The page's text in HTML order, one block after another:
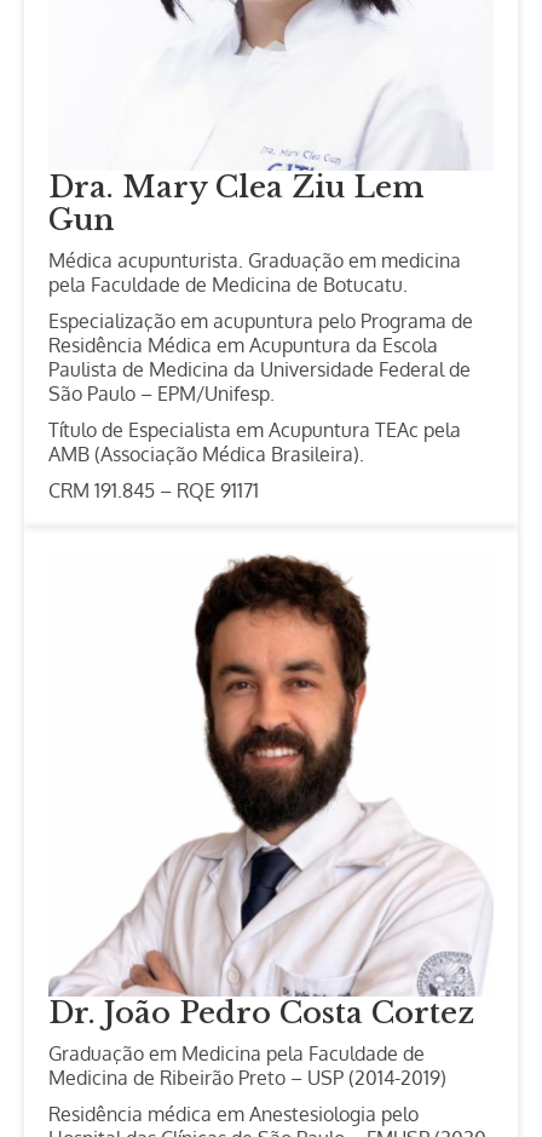
Dra. Mary Clea Ziu Lem
Gun
Médica acupunturista. Graduação em medicina
pela Faculdade de Medicina de Botucatu.
Especialização em acupuntura pelo Programa de
Residência Médica em Acupuntura da Escola
Paulista de Medicina da Universidade Federal de
São Paulo – EPM/Unifesp.
Título de Especialista em Acupuntura TEAc pela
AMB (Associação Médica Brasileira).
CRM 191.845 – RQE 91171
Dr. João Pedro Costa Cortez
Graduação em Medicina pela Faculdade de
Medicina de Ribeirão Preto – USP (2014-2019)
Residência médica em Anestesiologia pelo